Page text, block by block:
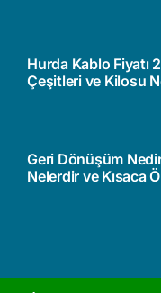
Hurda Kablo Fiyatı
Çeşitleri ve Kilosu
Geri Dönüşüm
Nelerdir ve Kısaca